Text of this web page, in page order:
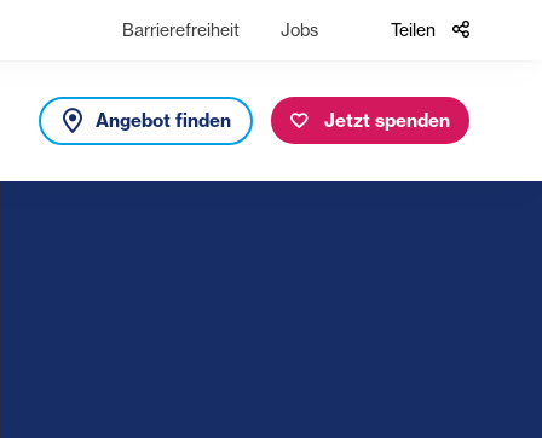
Barrierefreiheit Jobs Teilen
Angebot finden Jetzt spenden